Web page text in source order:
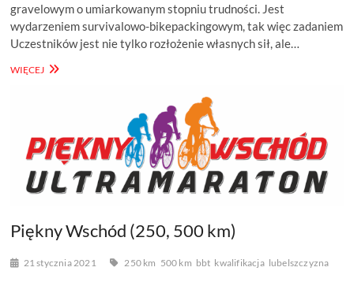
gravelowym o umiarkowanym stopniu trudności. Jest
wydarzeniem survivalowo-bikepackingowym, tak więc zadaniem
Uczestników jest nie tylko rozłożenie własnych sił, ale…
WIĘCEJROBINSONADA
Piękny Wschód (250, 500 km)
21 stycznia 2021 250 km 500 km bbt kwalifikacja lubelszczyzna